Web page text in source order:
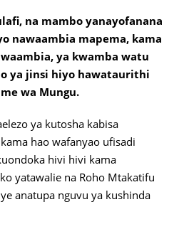
na mambo yanayofanana
nawaambia mapema, kama
ya kwamba watu
ya jinsi hiyo hawataurithi
wa Mungu.
ya kutosha kabisa
hao wafanyao ufisadi
hivi hivi kama
yatawalie na Roho Mtakatifu
anatupa nguvu ya kushinda